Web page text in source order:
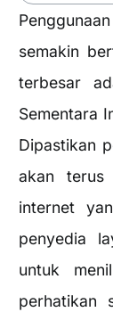
semakin
terbesar
Sementara
Dipastikan
akan terus
internet
penyedia
untuk
perhatikan